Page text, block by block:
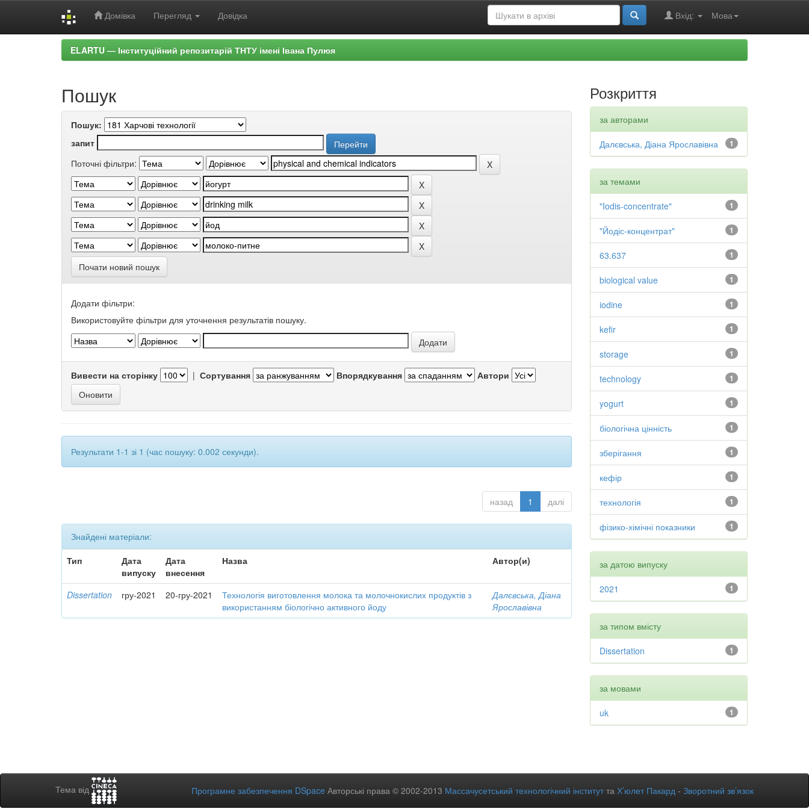
Домівка Перегляд Довідка Мова
Вхід:
ELARTU — Інституційний репозитарій ТНТУ імені Івана Пулюя
Пошук
Пошук:
запит
Поточні фільтри:
Почати новий пошук
Додати фільтри:
Використовуйте фільтри для уточнення результатів пошуку.
Вивести на сторінку | Сортування Впорядкування Автори
Результати 1-1 зі 1 (час пошуку: 0.002 секунди).
назад 1 далі
Знайдені матеріали:
Тип
Дата
випуску
Дата
внесення
Назва Автор(и)
Dissertation гру-2021 20-гру-2021
Технологія виготовлення молока та молочнокислих продуктів з
використанням біологічно активного йоду
Далєвська, Діана
Ярославівна
Розкриття
за авторами
1
Далєвська, Діана Ярославівна
за темами
1
"Iodis-concentrate"
1
"Йодіс-концентрат"
1
63.637
1
biological value
1
iodine
1
kefir
1
storage
1
technology
1
yogurt
1
біологічна цінність
1
зберігання
1
кефір
1
технологія
1
фізико-хімічні показники
за датою випуску
1
2021
за типом вмісту
1
Dissertation
за мовами
1
uk
Тема від Програмне забезпечення DSpace Авторські права © 2002-2013 Массачусетський технологічний інститутта Х’юлет Пакард - Зворотний зв’язок